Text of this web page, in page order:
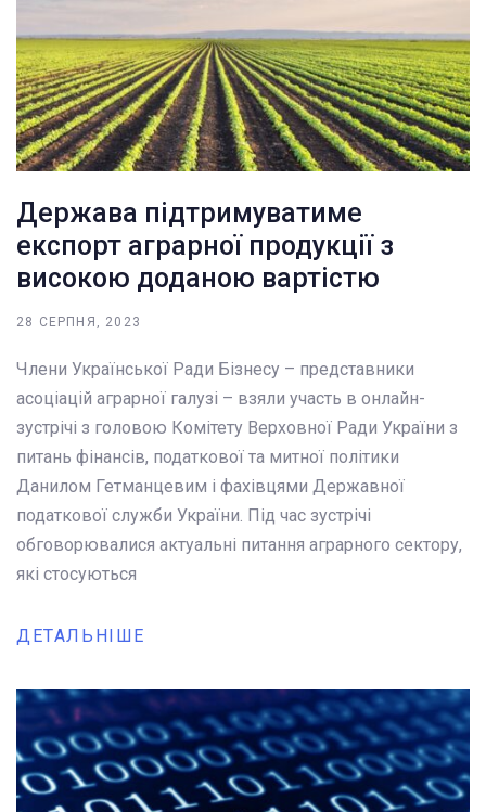
Держава підтримуватиме
експорт аграрної продукції з
високою доданою вартістю
28 СЕРПНЯ, 2023
Члени Української Ради Бізнесу – представники
асоціацій аграрної галузі – взяли участь в онлайн-
зустрічі з головою Комітету Верховної Ради України з
питань фінансів, податкової та митної політики
Данилом Гетманцевим і фахівцями Державної
податкової служби України. Під час зустрічі
обговорювалися актуальні питання аграрного сектору,
які стосуються
ДЕТАЛЬНІШЕ